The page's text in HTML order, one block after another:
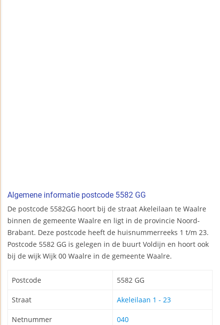
Algemene informatie postcode 5582 GG
De postcode 5582GG hoort bij de straat Akeleilaan te Waalre
binnen de gemeente Waalre en ligt in de provincie Noord-
Brabant. Deze postcode heeft de huisnummerreeks 1 t/m 23.
Postcode 5582 GG is gelegen in de buurt Voldijn en hoort ook
bij de wijk Wijk 00 Waalre in de gemeente Waalre.
Postcode 5582 GG
Straat Akeleilaan 1 - 23
Netnummer 040